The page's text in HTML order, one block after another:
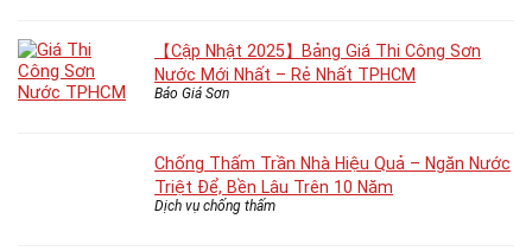
【Cập Nhật 2025】Bảng Giá Thi Công Sơn
Nước Mới Nhất – Rẻ Nhất TPHCM
Báo Giá Sơn
Chống Thấm Trần Nhà Hiệu Quả – Ngăn Nước
Triệt Để, Bền Lâu Trên 10 Năm
Dịch vụ chống thấm